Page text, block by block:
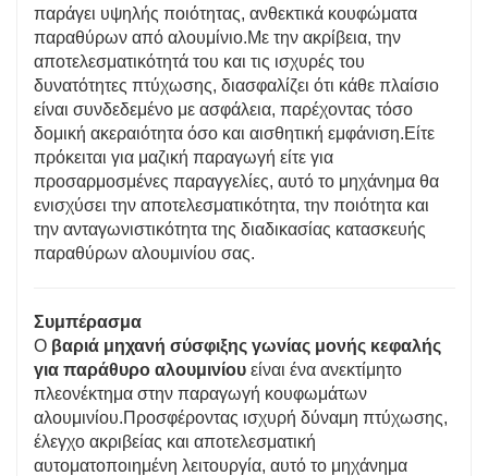
παράγει υψηλής ποιότητας, ανθεκτικά κουφώματα
παραθύρων από αλουμίνιο.Με την ακρίβεια, την
αποτελεσματικότητά του και τις ισχυρές του
δυνατότητες πτύχωσης, διασφαλίζει ότι κάθε πλαίσιο
είναι συνδεδεμένο με ασφάλεια, παρέχοντας τόσο
δομική ακεραιότητα όσο και αισθητική εμφάνιση.Είτε
πρόκειται για μαζική παραγωγή είτε για
προσαρμοσμένες παραγγελίες, αυτό το μηχάνημα θα
ενισχύσει την αποτελεσματικότητα, την ποιότητα και
την ανταγωνιστικότητα της διαδικασίας κατασκευής
παραθύρων αλουμινίου σας.
Συμπέρασμα
Ο βαριά μηχανή σύσφιξης γωνίας μονής κεφαλής
για παράθυρο αλουμινίου είναι ένα ανεκτίμητο
πλεονέκτημα στην παραγωγή κουφωμάτων
αλουμινίου.Προσφέροντας ισχυρή δύναμη πτύχωσης,
έλεγχο ακριβείας και αποτελεσματική
αυτοματοποιημένη λειτουργία, αυτό το μηχάνημα